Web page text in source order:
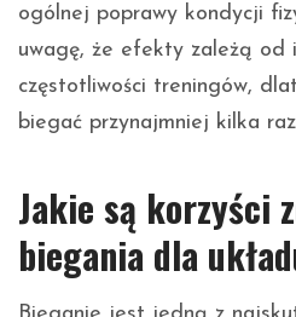
ogólnej poprawy kondycji
uwagę, że efekty zależą od
częstotliwości treningów,
biegać przynajmniej kilka
Jakie są korzyści
biegania dla